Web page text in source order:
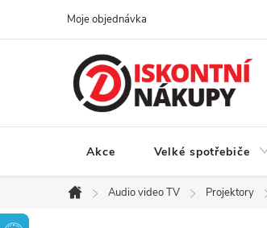
Moje objednávka
Akce Velké spotřebiče
Domů
Audio video TV Projektory